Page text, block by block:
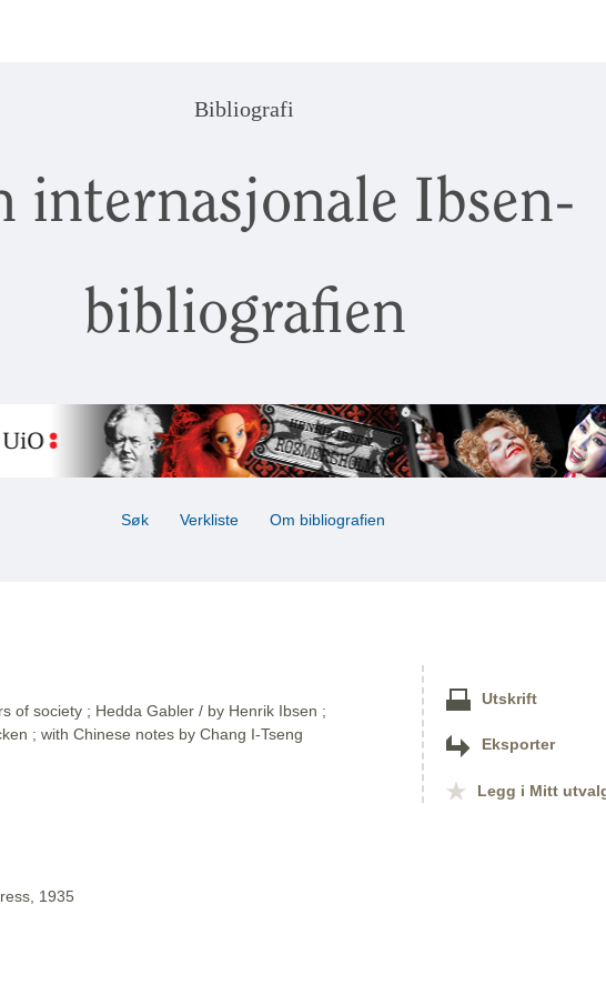
Bibliografi
internasjonale Ibsen-
bibliografien
Søk Verkliste Om bibliografien
of society ; Hedda Gabler / by Henrik Ibsen ;
; with Chinese notes by Chang I-Tseng
1935
Utskrift
Eksporter
Legg i Mitt